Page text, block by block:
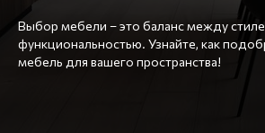
Выбор мебели – это баланс между
функциональностью. Узнайте, как
мебель для вашего пространства!